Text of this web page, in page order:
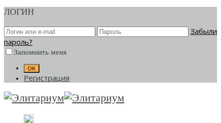
ЛОГИН
Забыли
пароль?
Запомнить меня
Регистрация